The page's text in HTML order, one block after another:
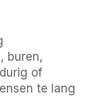
buren,
of
te lang